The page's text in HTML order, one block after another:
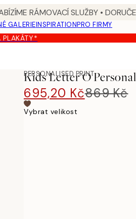
RÁMOVACÍ SLUŽBY •
GALERIEINSPIRATIONPRO FIRMY
PERSONALISED PRINT
Kids Letter O
695,20 Kč869 Kč
Vybrat velikost